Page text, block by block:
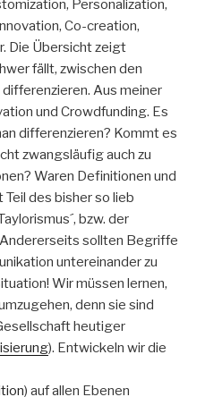
Personalization,
Co-creation,
Die Übersicht zeigt
fällt, zwischen den
Aus meiner
und Crowdfunding. Es
differenzieren? Kommt es
zwangsläufig auch zu
Waren Definitionen und
des bisher so lieb
bzw. der
sollten Begriffe
untereinander zu
Wir müssen lernen,
denn sie sind
heutiger
). Entwickeln wir die
) auf allen Ebenen